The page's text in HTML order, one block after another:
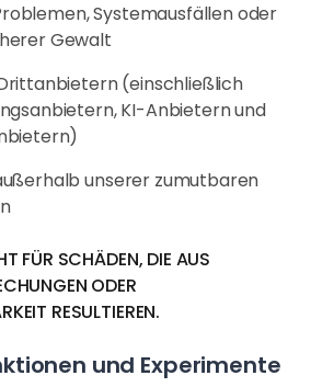
Systemausfällen oder
Gewalt
(einschließlich
KI-Anbietern und
unserer zumutbaren
FÜR SCHÄDEN, DIE AUS
ODER
RESULTIEREN.
und Experimente